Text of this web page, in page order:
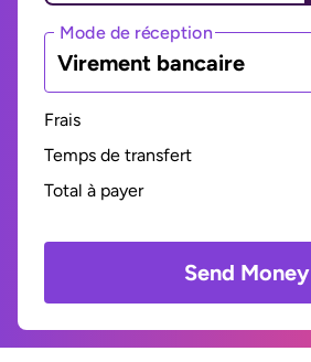
Mode de réception
Virement bancaire
Frais
Temps de transfert
Total à payer
Send Money